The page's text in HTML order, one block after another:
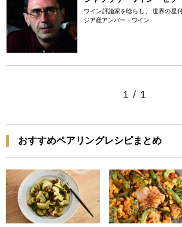
ワイン評論家を唸らし、 世界の星
ジア産アンバー・ワイン
1 / 1
おすすめペアリングレシピまとめ